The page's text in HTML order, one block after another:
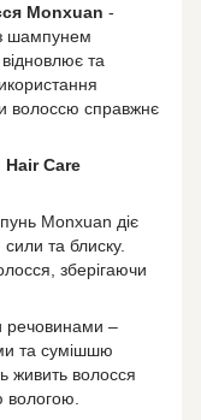
Monxuan -
з шампунем
та
волоссю справжнє
Care
Monxuan діє
та блиску.
зберігаючи
речовинами –
та сумішшю
живить волосся
вологою.